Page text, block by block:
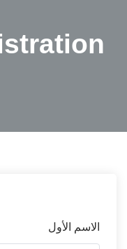
الاسم الأول